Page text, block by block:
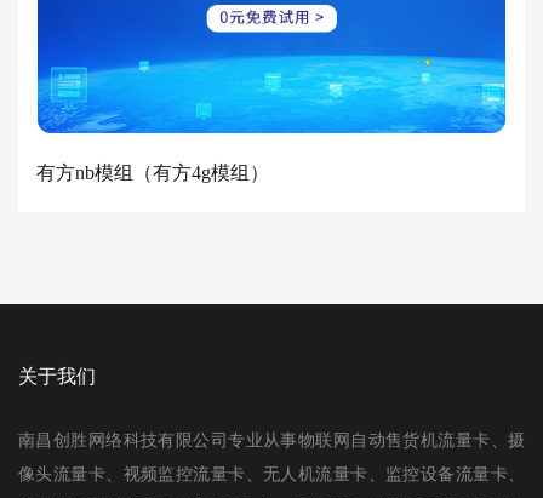
有方nb模组（有方4g模组）
关于我们
南昌创胜网络科技有限公司专业从事物联网自动售货机流量卡、摄
像头流量卡、视频监控流量卡、无人机流量卡、监控设备流量卡、